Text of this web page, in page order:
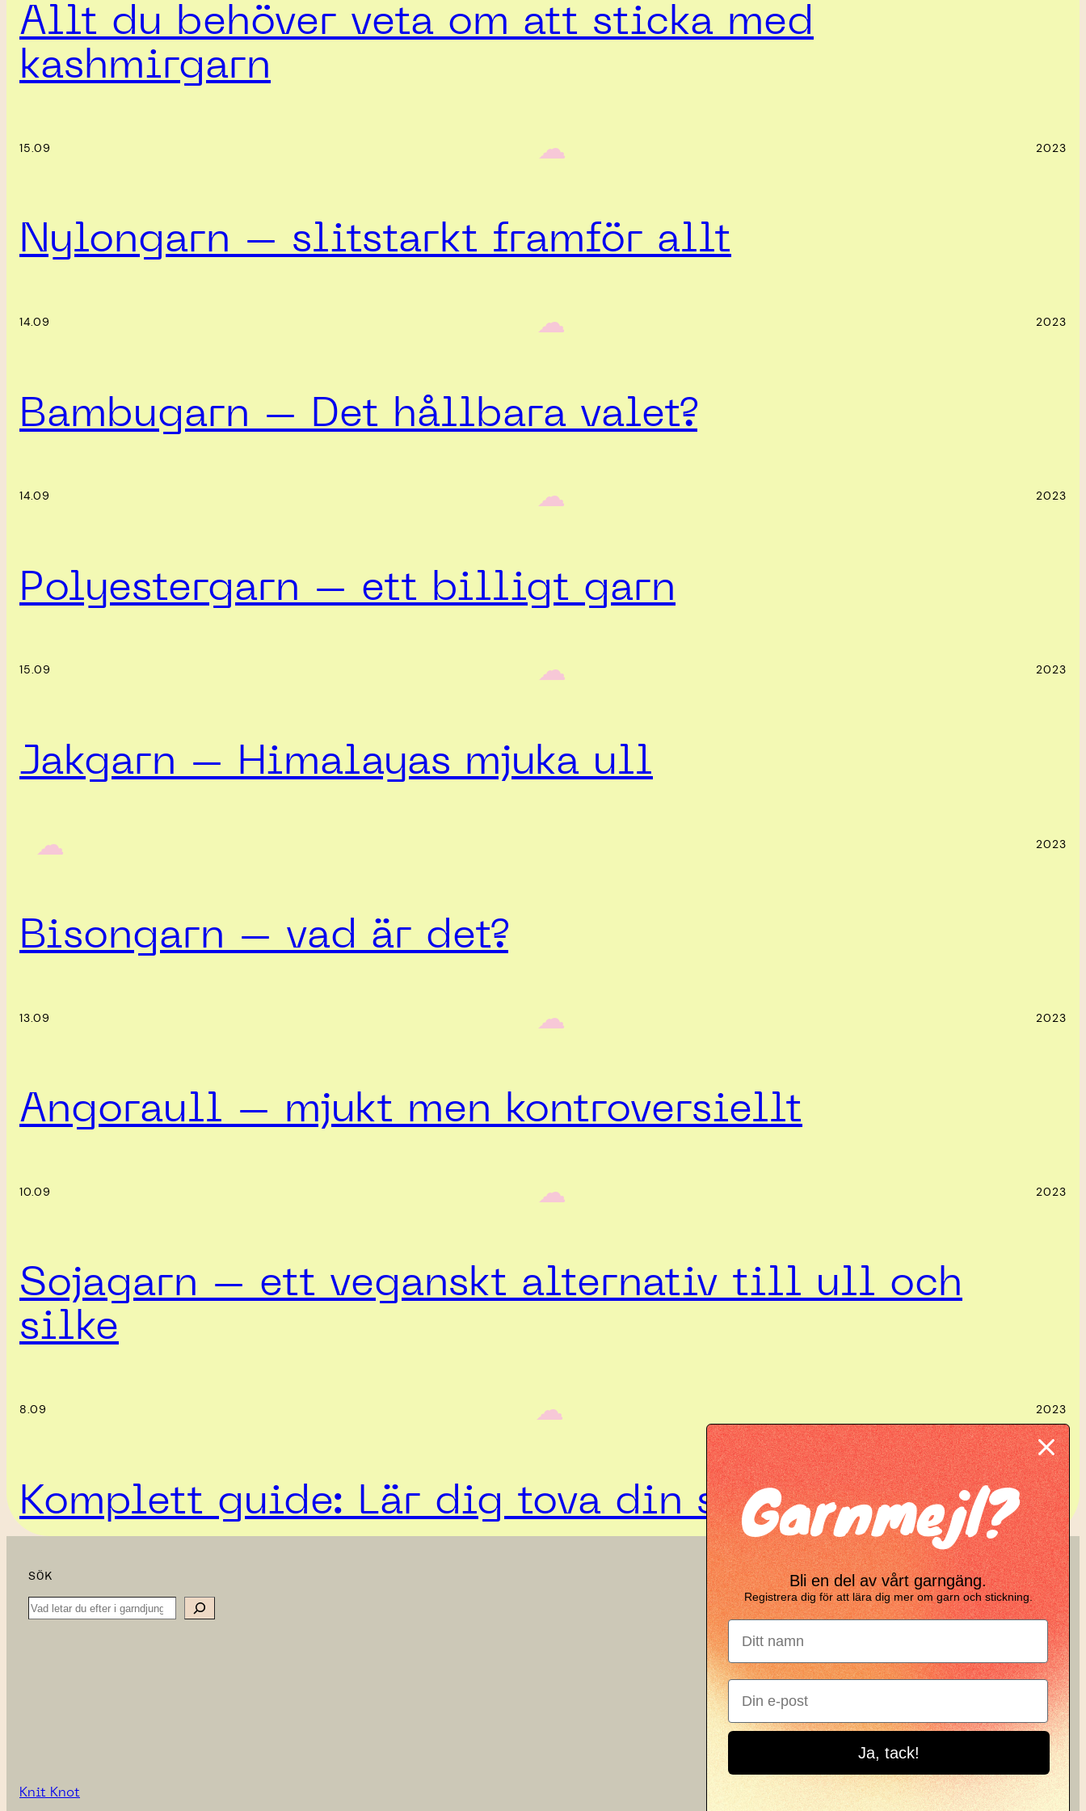
Allt du behöver veta om att sticka med
kashmirgarn
15.09 ‎ ‎‎ ☁︎‎‎ 2023
Nylongarn – slitstarkt framför allt
14.09 ‎ ‎‎ ☁︎‎‎ 2023
Bambugarn – Det hållbara valet?
14.09 ‎ ‎‎ ☁︎‎‎ 2023
Polyestergarn – ett billigt garn
15.09 ‎ ‎‎ ☁︎‎‎ 2023
Jakgarn – Himalayas mjuka ull
‎ ‎‎ ☁︎‎‎ 2023
Bisongarn – vad är det?
13.09 ‎ ‎‎ ☁︎‎‎ 2023
Angoraull – mjukt men kontroversiellt
10.09 ‎ ‎‎ ☁︎‎‎ 2023
Sojagarn – ett veganskt alternativ till ull och
silke
8.09 ‎ ‎‎ ☁︎‎‎ 2023
Komplett guide: Lär dig tova din stickning
SÖK
Search
KNIT KNOT
Manifesto
Garnbrev
Knit Knot
Garnmejl?
Bli en del av vårt garngäng.
Registrera dig för att lära dig mer om garn och stickning.
Ja, tack!